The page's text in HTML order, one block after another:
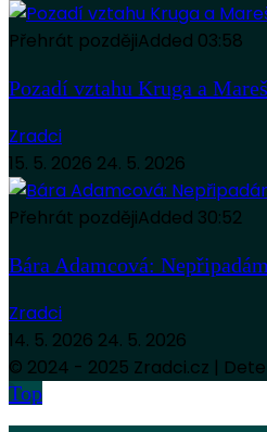
Přehrát pozdějiAdded 03:58
Pozadí vztahu Kruga a
Zradci
15. 5. 2026 24. 5. 2026
Přehrát pozdějiAdded 30:52
Bára Adamcová:
Zradci
14. 5. 2026 24. 5. 2026
© 2024 - 2025 Zradci.cz |
Top